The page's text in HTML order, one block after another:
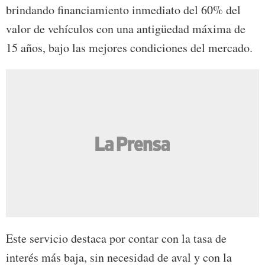
brindando financiamiento inmediato del 60% del
valor de vehículos con una antigüedad máxima de
15 años, bajo las mejores condiciones del mercado.
Este servicio destaca por contar con la tasa de
interés más baja, sin necesidad de aval y con la